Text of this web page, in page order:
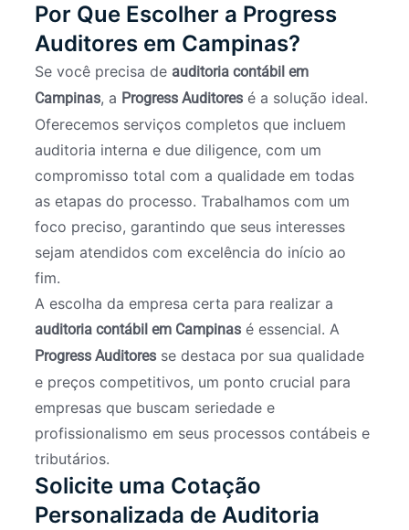
Por Que Escolher a Progress
Auditores em Campinas?
Se você precisa de auditoria contábil em
Campinas, a Progress Auditores é a solução ideal.
Oferecemos serviços completos que incluem
auditoria interna e due diligence, com um
compromisso total com a qualidade em todas
as etapas do processo. Trabalhamos com um
foco preciso, garantindo que seus interesses
sejam atendidos com excelência do início ao
fim.
A escolha da empresa certa para realizar a
auditoria contábil em Campinas é essencial. A
Progress Auditores se destaca por sua qualidade
e preços competitivos, um ponto crucial para
empresas que buscam seriedade e
profissionalismo em seus processos contábeis e
tributários.
Solicite uma Cotação
Personalizada de Auditoria